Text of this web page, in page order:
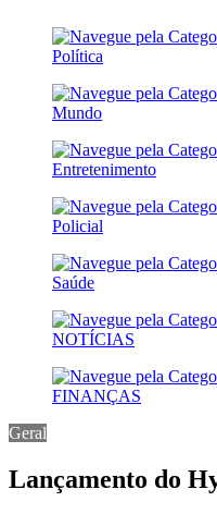
Política
Mundo
Entretenimento
Policial
Saúde
NOTÍCIAS
FINANÇAS
Geral
Lançamento do